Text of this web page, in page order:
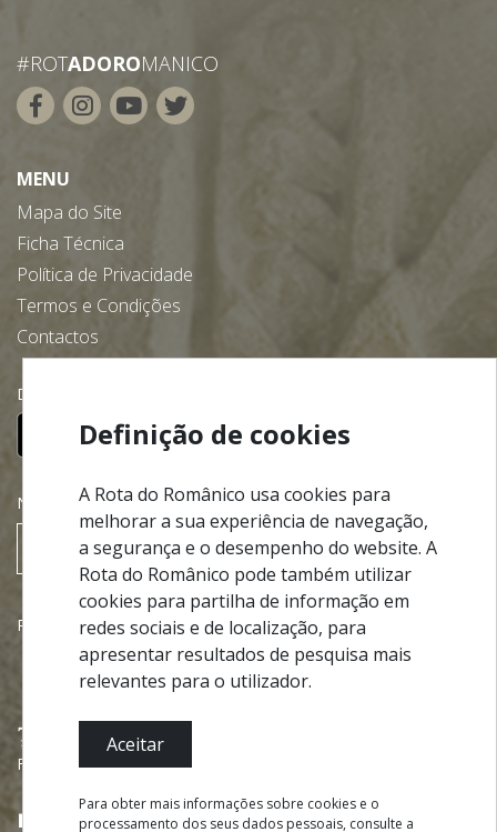
#ROTADOROMANICO
MENU
Mapa do Site
Ficha Técnica
Política de Privacidade
Termos e Condições
Contactos
Descarregue gratuitamente a nossa app:
NEWSLETTER
SUBSCREVER
Parcerias
Financiado por
Definição de cookies
A Rota do Românico usa cookies para
melhorar a sua experiência de navegação,
a segurança e o desempenho do website. A
Rota do Românico pode também utilizar
cookies para partilha de informação em
redes sociais e de localização, para
apresentar resultados de pesquisa mais
relevantes para o utilizador.
Aceitar
Para obter mais informações sobre cookies e o
processamento dos seus dados pessoais, consulte a